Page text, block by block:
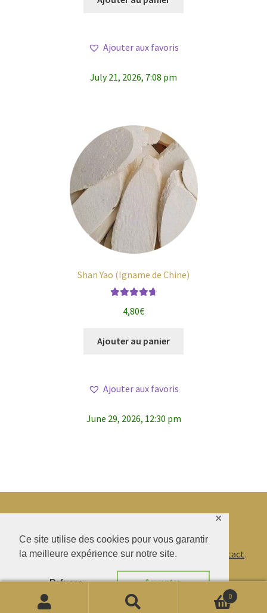
Ce site utilise des cookies pour vous garantir
la meilleure expérience sur notre site.
Refusez Acceptez
✕
Ajouter aux favoris
July 21, 2026, 7:08 pm
Shan Yao (Igname de Chine)
sur 5
4,80€
Ajouter au panier
Ajouter aux favoris
June 29, 2026, 12:30 pm
© BAO SHENTI 2026
Politique de confidentialité
CGV .Livraison Contact.
Recherche
0